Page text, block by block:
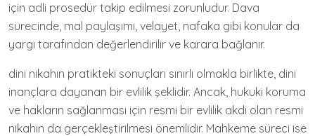
için adli prosedür takip edilmesi zorunludur. Dava
sürecinde, mal paylaşımı, velayet, nafaka gibi konular da
yargı tarafından değerlendirilir ve karara bağlanır.
dini nikahın pratikteki sonuçları sınırlı olmakla birlikte, dini
inançlara dayanan bir evlilik şeklidir. Ancak, hukuki koruma
ve hakların sağlanması için resmi bir evlilik akdi olan resmi
nikahın da gerçekleştirilmesi önemlidir. Mahkeme süreci ise